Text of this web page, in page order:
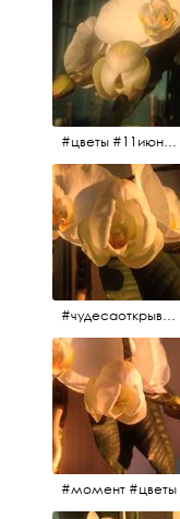
#цветы #11июня2017
#чудесаоткрываются #красота #чудоприроды #нежность #цветы #прекрасное
#момент #цветы